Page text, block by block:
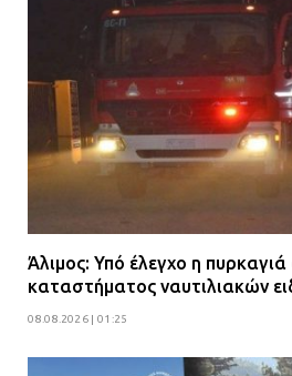
Άλιμος: Υπό έλεγχο η πυρκαγιά
καταστήματος ναυτιλιακών
08.08.2026 | 01:25